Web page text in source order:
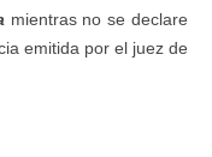
mientras no se declare
emitida por el juez de